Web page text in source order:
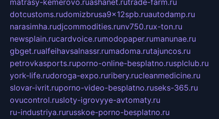
matrasy-kemerovo.ruashanet.rutrade-farm.ru
dotcustoms.rudomizbrusa9x12spb.ruautodamp.ru
narasimha.rudjcommodities.runv750.rux-ton.ru
newsplain.rucardvoice.rumodopaper.rumanunae.ru
gbget.rualfeihavsalnassr.rumadoma.rutajuncos.ru
petrovkasports.ruporno-online-besplatno.rusplclub.ru
york-life.rudoroga-expo.ruribery.rucleanmedicine.ru
slovar-ivrit.ruporno-video-besplatno.ruseks-365.ru
ovucontrol.rusloty-igrovyye-avtomaty.ru
ru-industriya.rurusskoe-porno-besplatno.ru